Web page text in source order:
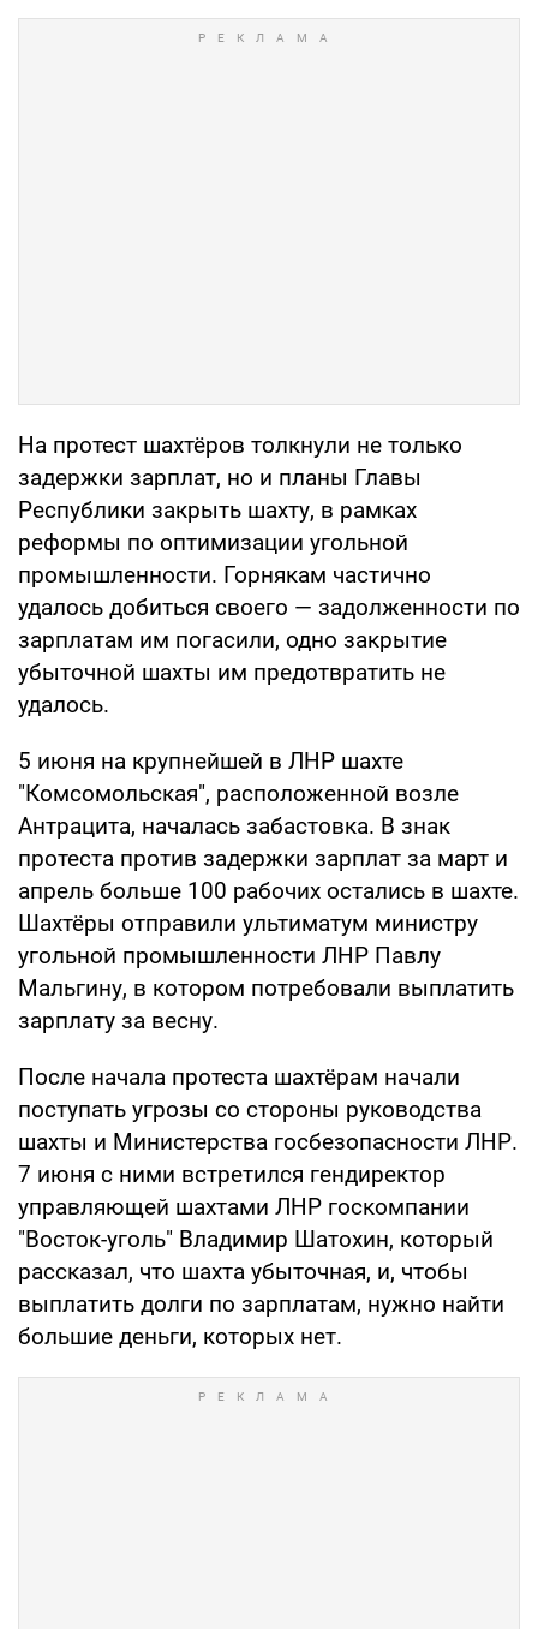
На протест шахтёров толкнули не только
задержки зарплат, но и планы Главы
Республики закрыть шахту, в рамках
реформы по оптимизации угольной
промышленности. Горнякам частично
удалось добиться своего — задолженности по
зарплатам им погасили, одно закрытие
убыточной шахты им предотвратить не
удалось.
5 июня на крупнейшей в ЛНР шахте
"Комсомольская", расположенной возле
Антрацита, началась забастовка. В знак
протеста против задержки зарплат за март и
апрель больше 100 рабочих остались в шахте.
Шахтёры отправили ультиматум министру
угольной промышленности ЛНР Павлу
Мальгину, в котором потребовали выплатить
зарплату за весну.
После начала протеста шахтёрам начали
поступать угрозы со стороны руководства
шахты и Министерства госбезопасности ЛНР.
7 июня с ними встретился гендиректор
управляющей шахтами ЛНР госкомпании
"Восток-уголь" Владимир Шатохин, который
рассказал, что шахта убыточная, и, чтобы
выплатить долги по зарплатам, нужно найти
большие деньги, которых нет.